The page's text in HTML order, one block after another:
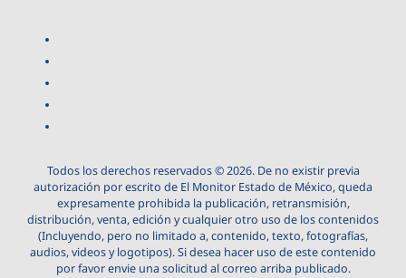
Todos los derechos reservados © 2026. De no existir previa
autorización por escrito de El Monitor Estado de México, queda
expresamente prohibida la publicación, retransmisión,
distribución, venta, edición y cualquier otro uso de los contenidos
(Incluyendo, pero no limitado a, contenido, texto, fotografías,
audios, videos y logotipos). Si desea hacer uso de este contenido
por favor envie una solicitud al correo arriba publicado.